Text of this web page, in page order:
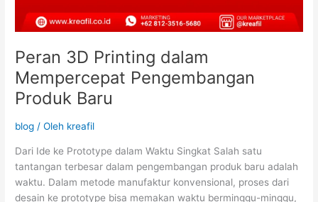
Peran 3D Printing dalam
Mempercepat Pengembangan
Produk Baru
blog / Oleh kreafil
Dari Ide ke Prototype dalam Waktu Singkat Salah satu
tantangan terbesar dalam pengembangan produk baru adalah
waktu. Dalam metode manufaktur konvensional, proses dari
desain ke prototype bisa memakan waktu berminggu-minggu,